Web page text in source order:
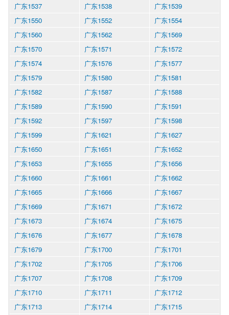
广东1537
广东1538
广东1539
广东1550
广东1552
广东1554
广东1560
广东1562
广东1569
广东1570
广东1571
广东1572
广东1574
广东1576
广东1577
广东1579
广东1580
广东1581
广东1582
广东1587
广东1588
广东1589
广东1590
广东1591
广东1592
广东1597
广东1598
广东1599
广东1621
广东1627
广东1650
广东1651
广东1652
广东1653
广东1655
广东1656
广东1660
广东1661
广东1662
广东1665
广东1666
广东1667
广东1669
广东1671
广东1672
广东1673
广东1674
广东1675
广东1676
广东1677
广东1678
广东1679
广东1700
广东1701
广东1702
广东1705
广东1706
广东1707
广东1708
广东1709
广东1710
广东1711
广东1712
广东1713
广东1714
广东1715